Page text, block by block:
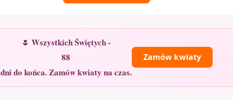
🌷 Wszystkich Świętych -
88
dni do końca. Zamów kwiaty na czas.
Zamów kwiaty